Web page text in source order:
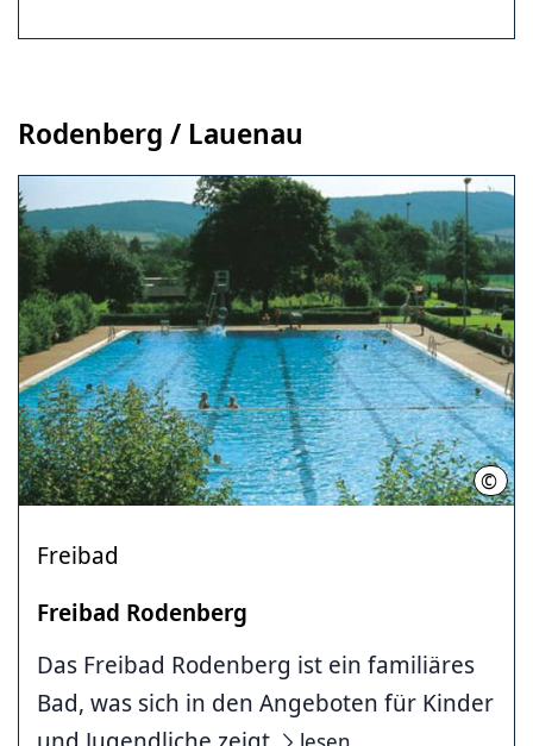
Rodenberg / Lauenau
©
Freibad
Freibad Rodenberg
Das Freibad Rodenberg ist ein familiäres
Bad, was sich in den Angeboten für Kinder